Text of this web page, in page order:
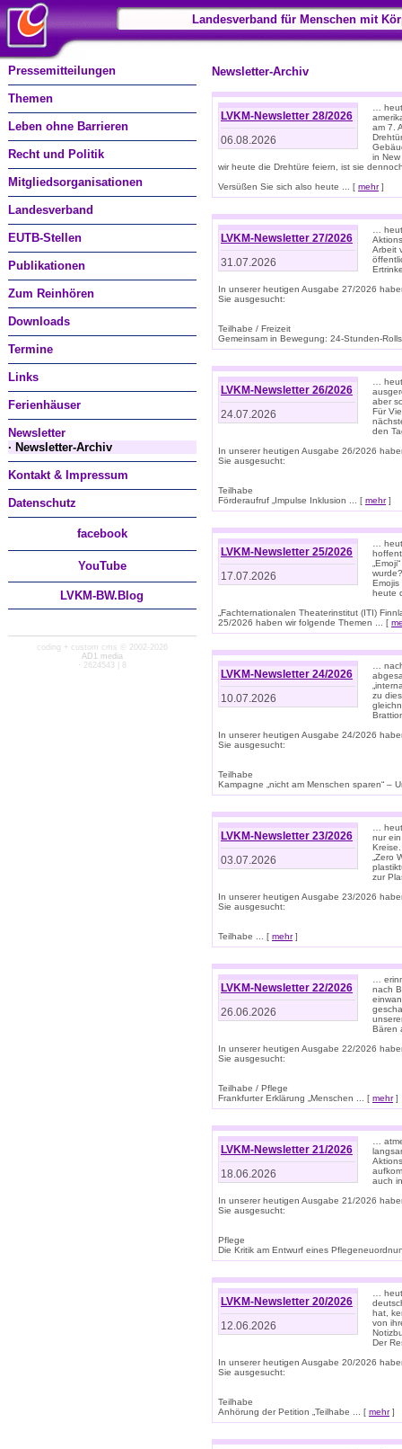
Landesverband für Menschen mit
Pressemitteilungen
Themen
Leben ohne Barrieren
Recht und Politik
Mitgliedsorganisationen
Landesverband
EUTB-Stellen
Publikationen
Zum Reinhören
Downloads
Termine
Links
Ferienhäuser
Newsletter
· Newsletter-Archiv
Kontakt & Impressum
Datenschutz
facebook
YouTube
LVKM-BW.Blog
coding + custom cms © 2002-2026
AD1 media
· 2624543 | 8
Newsletter-Archiv
LVKM-Newsletter 28/2026
06.08.2026
…
am 7.
in
wir heute die Drehtüre feiern, ist sie
Versüßen Sie sich also heute ... [ mehr]
LVKM-Newsletter 27/2026
31.07.2026
…
Arbeit
In unserer heutigen Ausgabe 27/2026
Sie ausgesucht:
Teilhabe / Freizeit
Gemeinsam in Bewegung: 24-Stunden-
LVKM-Newsletter 26/2026
24.07.2026
…
aber
Für
den
In unserer heutigen Ausgabe 26/2026
Sie ausgesucht:
Teilhabe
Förderaufruf „Impulse Inklusion ... [ mehr]
LVKM-Newsletter 25/2026
17.07.2026
…
Emojis
heute
„Fachternationalen Theaterinstitut (ITI)
25/2026 haben wir folgende Themen ... [
LVKM-Newsletter 24/2026
10.07.2026
…
zu
In unserer heutigen Ausgabe 24/2026
Sie ausgesucht:
Teilhabe
Kampagne „nicht am Menschen sparen“ –
LVKM-Newsletter 23/2026
03.07.2026
…
nur
„Zero
zur
In unserer heutigen Ausgabe 23/2026
Sie ausgesucht:
Teilhabe ... [ mehr]
LVKM-Newsletter 22/2026
26.06.2026
…
nach
Bären
In unserer heutigen Ausgabe 22/2026
Sie ausgesucht:
Teilhabe / Pflege
Frankfurter Erklärung „Menschen ... [ mehr]
LVKM-Newsletter 21/2026
18.06.2026
…
auch
In unserer heutigen Ausgabe 21/2026
Sie ausgesucht:
Pflege
Die Kritik am Entwurf eines
LVKM-Newsletter 20/2026
12.06.2026
…
hat,
von
Der
In unserer heutigen Ausgabe 20/2026
Sie ausgesucht:
Teilhabe
Anhörung der Petition „Teilhabe ... [ mehr]